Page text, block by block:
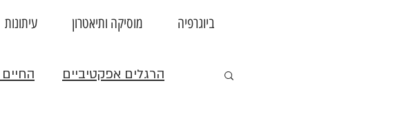
עיתונות מוסיקה ותיאטרון ביוגרפיה
הרגלים אפקטיביים